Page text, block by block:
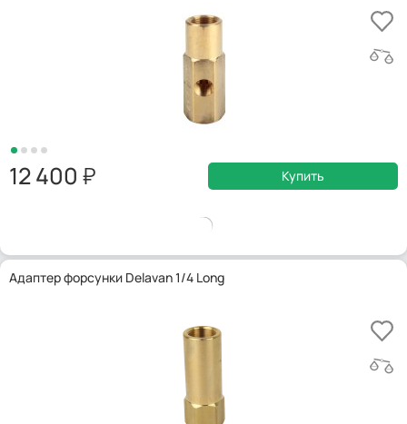
12 400 Купить
Адаптер форсунки Delavan 1/4 Long